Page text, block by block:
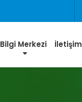
Bilgi Merkezi İletişim